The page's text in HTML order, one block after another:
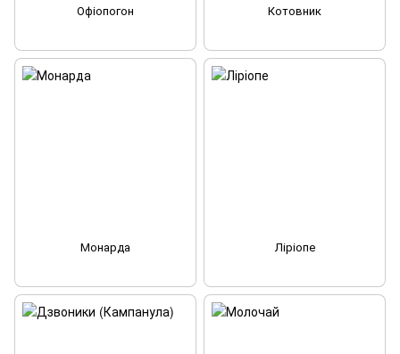
Офіопогон Котовник
Монарда Ліріопе